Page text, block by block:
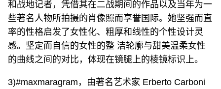
和战地记者，凭借其在二战期间的作品以及当年为一
些著名人物所拍摄的肖像照而享誉国际。她坚强而直
率的性格启发了女性化、粗厚和线性的个性设计灵
感。坚定而自信的女性的整 洁轮廓与甜美温柔女性
的曲线之间的对比，体现在镜腿上的棱镜标识上。
3)#maxmaragram，由著名艺术家 Erberto Carboni